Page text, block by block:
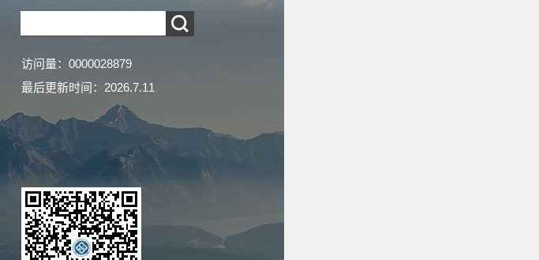
访问量： 0000028879
最后更新时间： 2026.7.11